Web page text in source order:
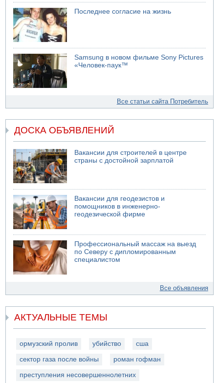
Последнее согласие на жизнь
Samsung в новом фильме Sony Pictures
«Человек-паук™
Все статьи сайта Потребитель
ДОСКА ОБЪЯВЛЕНИЙ
Вакансии для строителей в центре
страны с достойной зарплатой
Вакансии для геодезистов и
помощников в инженерно-
геодезической фирме
Профессиональный массаж на выезд
по Северу с дипломированным
специалистом
Все объявления
АКТУАЛЬНЫЕ ТЕМЫ
ормузский пролив убийство сша
сектор газа после войны роман гофман
преступления несовершеннолетних